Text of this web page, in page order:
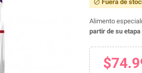
block Fuera de
Alimento
partir de su